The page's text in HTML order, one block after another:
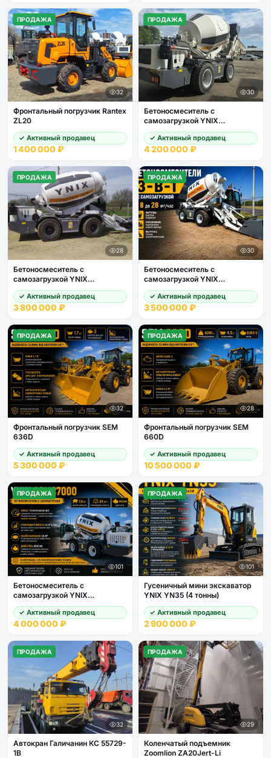
ПРОДАЖА
32
Фронтальный погрузчик Rantex
ZL20
✓ Активный продавец
1 400 000 ₽
ПРОДАЖА
30
Бетоносмеситель с
самозагрузкой YNIX
QGMC6000 (24 м3/час)
✓ Активный продавец
4 200 000 ₽
ПРОДАЖА
28
Бетоносмеситель с
самозагрузкой YNIX
QGMC5000 (20 м3/час)
✓ Активный продавец
3 800 000 ₽
ПРОДАЖА
30
Бетоносмеситель с
самозагрузкой YNIX
QGMC3000
✓ Активный продавец
3 500 000 ₽
ПРОДАЖА
32
Фронтальный погрузчик SEM
636D
✓ Активный продавец
5 300 000 ₽
ПРОДАЖА
28
Фронтальный погрузчик SEM
660D
✓ Активный продавец
10 500 000 ₽
ПРОДАЖА
101
Бетоносмеситель с
самозагрузкой YNIX
QGMC7000
✓ Активный продавец
4 000 000 ₽
ПРОДАЖА
101
Гусеничный мини экскаватор
YNIX YN35 (4 тонны)
✓ Активный продавец
2 900 000 ₽
ПРОДАЖА
32
Автокран Галичанин КС 55729-
1В
ПРОДАЖА
29
Коленчатый подъемник
Zoomlion ZA20Jert-Li